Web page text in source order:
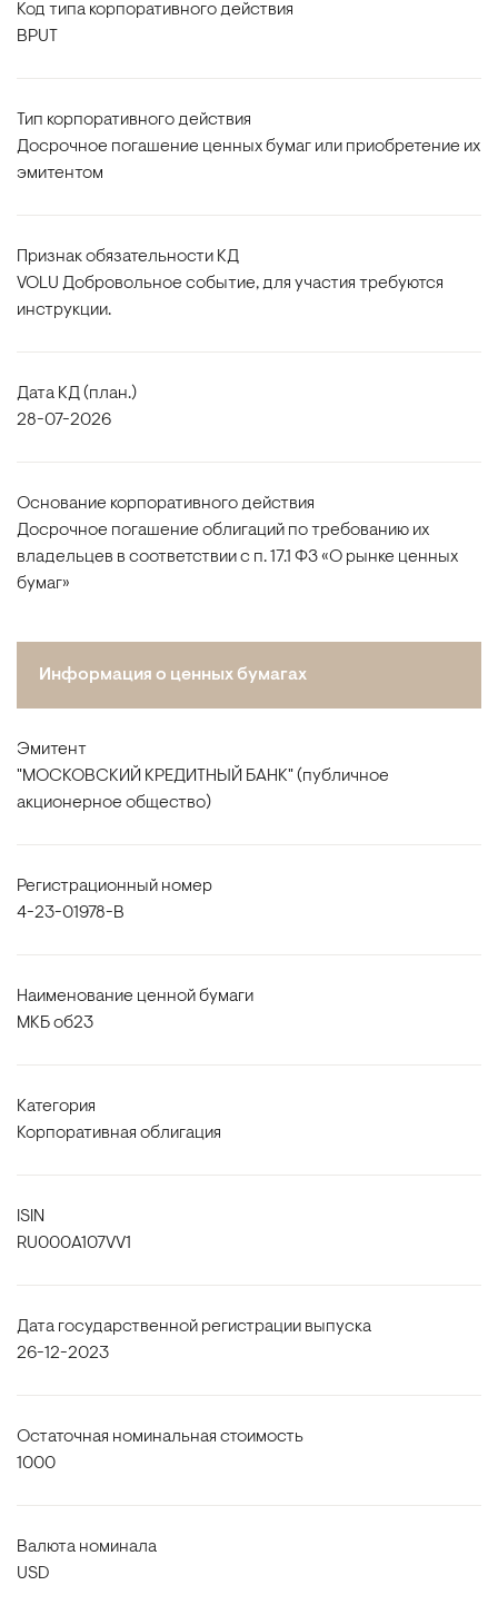
Код типа корпоративного действия
BPUT
Тип корпоративного действия
Досрочное погашение ценных бумаг или приобретение их
эмитентом
Признак обязательности КД
VOLU Добровольное событие, для участия требуются
инструкции.
Дата КД (план.)
28-07-2026
Основание корпоративного действия
Досрочное погашение облигаций по требованию их
владельцев в соответствии с п. 17.1 ФЗ «О рынке ценных
бумаг»
Информация о ценных бумагах
Эмитент
"МОСКОВСКИЙ КРЕДИТНЫЙ БАНК" (публичное
акционерное общество)
Регистрационный номер
4-23-01978-B
Наименование ценной бумаги
МКБ об23
Категория
Корпоративная облигация
ISIN
RU000A107VV1
Дата государственной регистрации выпуска
26-12-2023
Остаточная номинальная стоимость
1000
Валюта номинала
USD